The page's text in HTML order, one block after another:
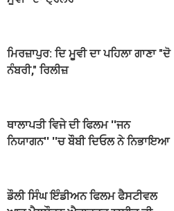
ਮਿਰਜ਼ਾਪੁਰ: ਦਿ ਮੂਵੀ ਦਾ ਪਹਿਲਾ ਗਾਣਾ "ਦੋ
ਨੰਬਰੀ," ਰਿਲੀਜ਼
ਥਾਲਾਪਤੀ ਵਿਜੇ ਦੀ ਫਿਲਮ ''ਜਨ
ਨਿਯਾਗਨ'' ''ਚ ਬੌਬੀ ਦਿਓਲ ਨੇ ਨਿਭਾਇਆ
ਡੌਲੀ ਸਿੰਘ ਇੰਡੀਅਨ ਫਿਲਮ ਫੈਸਟੀਵਲ